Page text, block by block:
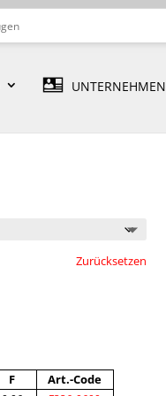
UNTERNEHMEN
Zurücksetzen
F Art.-Code